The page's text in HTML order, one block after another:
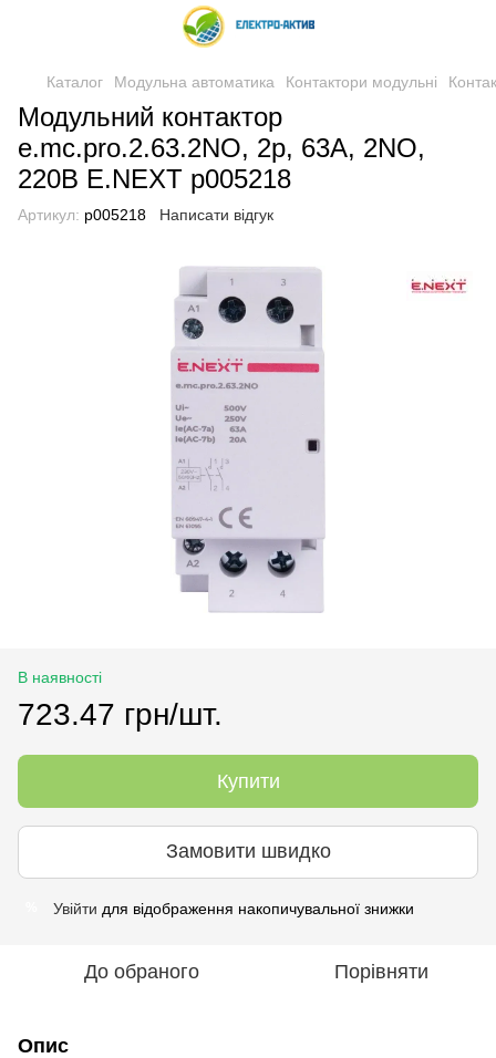
Каталог Модульна автоматика Контактори модульні
Модульний контактор
e.mc.pro.2.63.2NO, 2р, 63А, 2NO,
220В Е.NEXT p005218
Артикул: p005218 Написати відгук
В наявності
723.47 грн/шт.
Купити
Замовити швидко
Увійти для відображення накопичувальної знижки
До обраного Порівняти
Опис